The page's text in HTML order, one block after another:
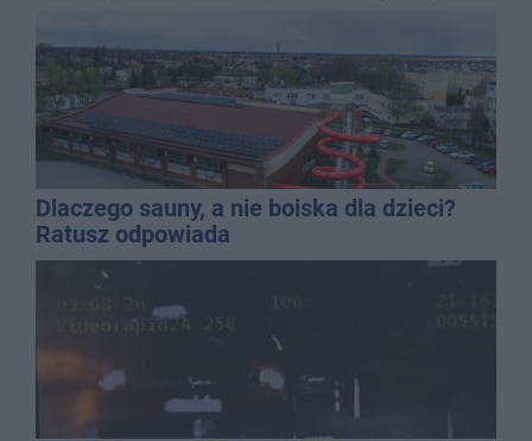
Dlaczego sauny, a nie boiska dla dzieci?
Ratusz odpowiada